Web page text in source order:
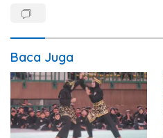
Baca Juga